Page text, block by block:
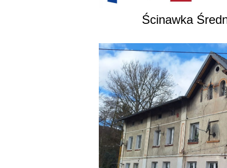
Ścinawka